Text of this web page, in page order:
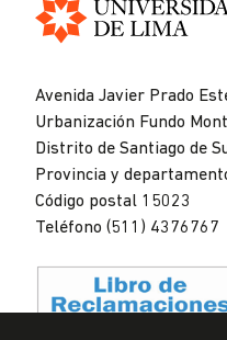
Avenida Javier Prado
Urbanización Fundo
Distrito de Santiago de
Provincia y
Código postal 15023
Teléfono (511) 4376767